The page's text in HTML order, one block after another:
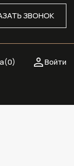
ЗВОНОК
Войти
0)